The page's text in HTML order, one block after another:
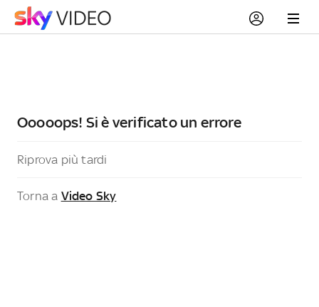
Ooooops! Si è verificato un errore
Riprova più tardi
Torna a Video Sky